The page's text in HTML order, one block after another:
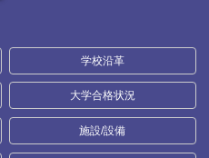
学校沿革
大学合格状況
施設/設備